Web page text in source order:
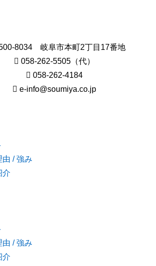
8034 岐阜市本町2丁目17番地
058-262-5505（代）
058-262-4184
e-info@soumiya.co.jp
/ 強み
介
/ 強み
介